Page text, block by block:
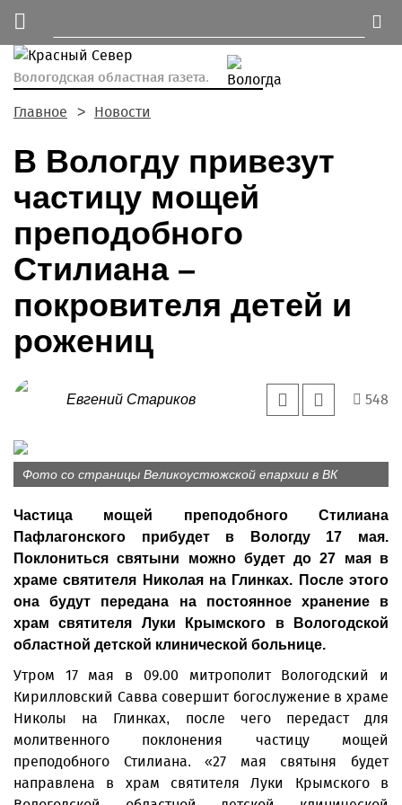
Вологодская областная газета.
Главное Новости
В Вологду привезут
частицу мощей
преподобного
Стилиана –
покровителя детей и
рожениц
Евгений Стариков 548
Фото со страницы Великоустюжской епархии в ВК
Частица мощей преподобного Стилиана
Пафлагонского прибудет в Вологду 17 мая.
Поклониться святыни можно будет до 27 мая в
храме святителя Николая на Глинках. После этого
она будут передана на постоянное хранение в
храм святителя Луки Крымского в Вологодской
областной детской клинической больнице.
Утром 17 мая в 09.00 митрополит Вологодский и
Кирилловский Савва совершит богослужение в храме
Николы на Глинках, после чего передаст для
молитвенного поклонения частицу мощей
преподобного Стилиана. «27 мая святыня будет
направлена в храм святителя Луки Крымского в